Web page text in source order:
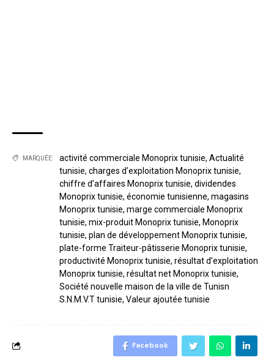
MARQUÉE: activité commerciale Monoprix tunisie, Actualité
tunisie, charges d’exploitation Monoprix tunisie,
chiffre d’affaires Monoprix tunisie, dividendes
Monoprix tunisie, économie tunisienne, magasins
Monoprix tunisie, marge commerciale Monoprix
tunisie, mix-produit Monoprix tunisie, Monoprix
tunisie, plan de développement Monoprix tunisie,
plate-forme Traiteur-pâtisserie Monoprix tunisie,
productivité Monoprix tunisie, résultat d’exploitation
Monoprix tunisie, résultat net Monoprix tunisie,
Société nouvelle maison de la ville de Tunisn
S.N.M.V.T tunisie, Valeur ajoutée tunisie
Facebook